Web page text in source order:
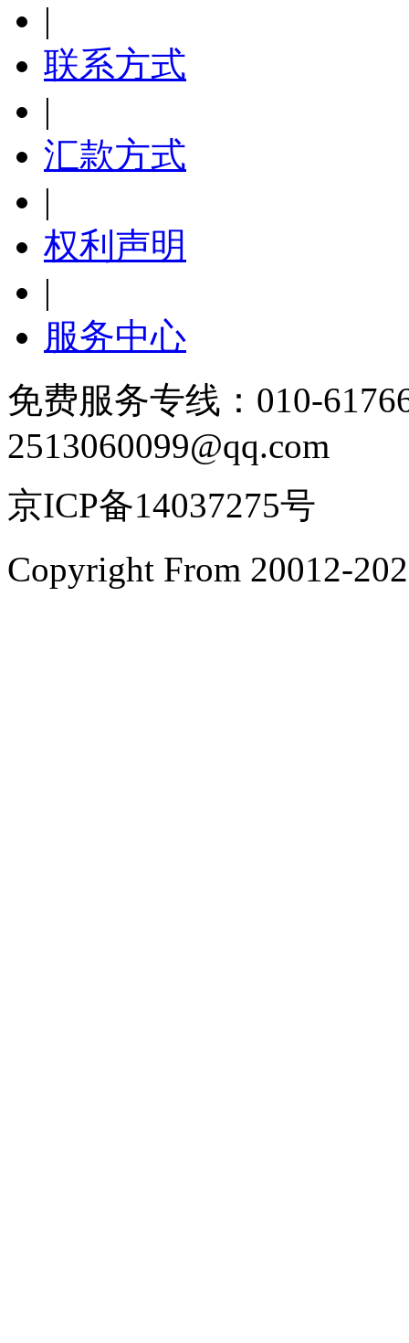
|
联系方式
|
汇款方式
|
权利声明
|
服务中心
免费服务专线：010-
2513060099@qq.com
京ICP备14037275号
Copyright From 20012-